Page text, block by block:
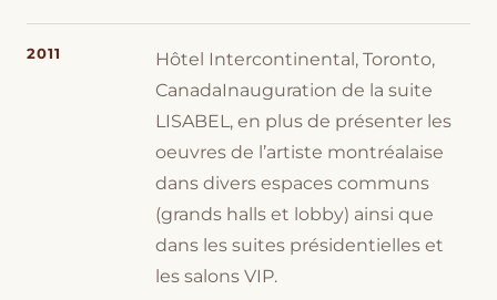
2011
Hôtel Intercontinental, Toronto,
CanadaInauguration de la suite
LISABEL, en plus de présenter les
oeuvres de l’artiste montréalaise
dans divers espaces communs
(grands halls et lobby) ainsi que
dans les suites présidentielles et
les salons VIP.